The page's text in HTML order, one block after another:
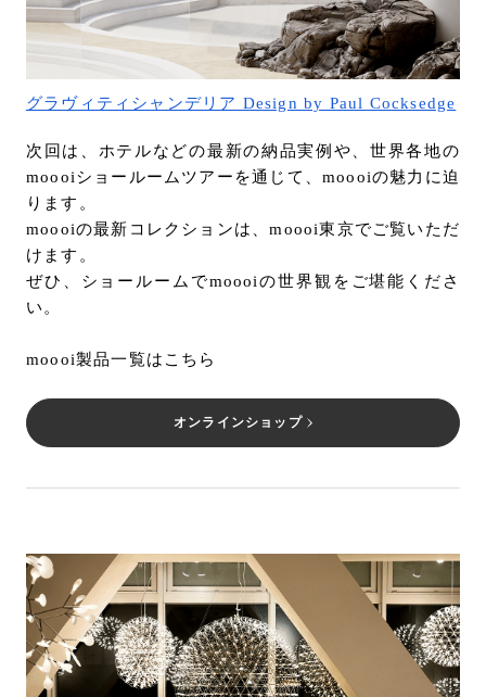
グラヴィティシャンデリア Design by Paul Cocksedge
次回は、ホテルなどの最新の納品実例や、世界各地の
moooiショールームツアーを通じて、moooiの魅力に迫
ります。
moooiの最新コレクションは、moooi東京でご覧いただ
けます。
ぜひ、ショールームでmoooiの世界観をご堪能くださ
い。
moooi製品一覧はこちら
オンラインショップ